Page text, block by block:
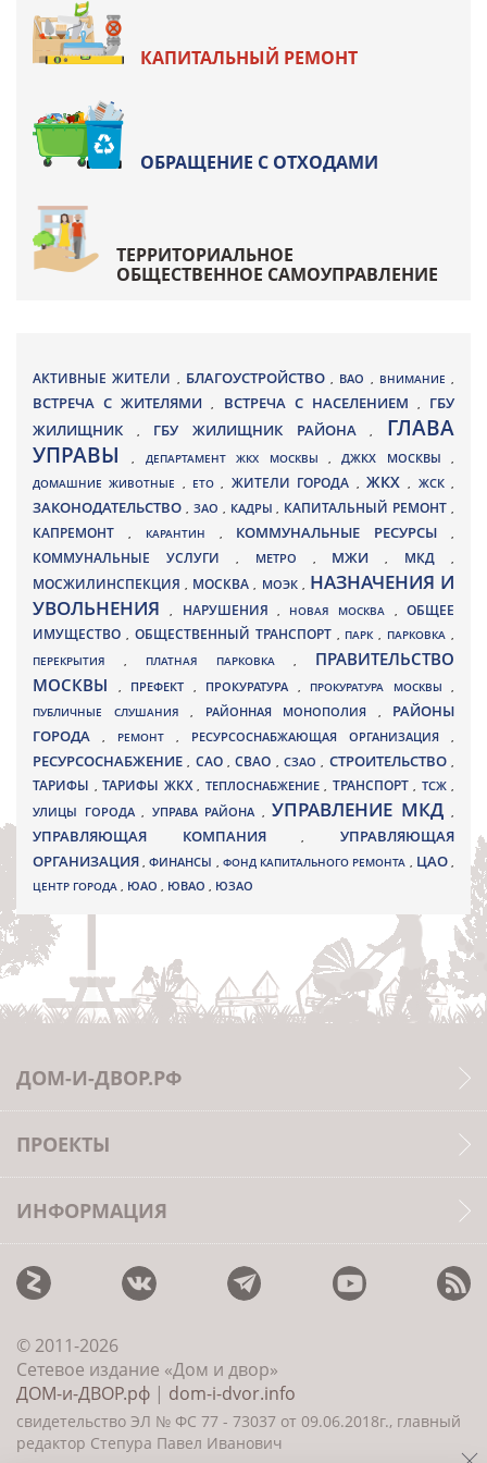
КАПИТАЛЬНЫЙ РЕМОНТ
ОБРАЩЕНИЕ С ОТХОДАМИ
ТЕРРИТОРИАЛЬНОЕ
ОБЩЕСТВЕННОЕ САМОУПРАВЛЕНИЕ
АКТИВНЫЕ ЖИТЕЛИ , БЛАГОУСТРОЙСТВО , ВАО , ВНИМАНИЕ ,
ВСТРЕЧА С ЖИТЕЛЯМИ, ВСТРЕЧА С НАСЕЛЕНИЕМ , ГБУ
ЖИЛИЩНИК
, ГБУ ЖИЛИЩНИК РАЙОНА, ГЛАВА
УПРАВЫ, ДЕПАРТАМЕНТ ЖКХ МОСКВЫ ,ДЖКХ МОСКВЫ ,
ДОМАШНИЕ ЖИВОТНЫЕ , ЕТО, ЖИТЕЛИ ГОРОДА , ЖКХ, ЖСК,
ЗАКОНОДАТЕЛЬСТВО , ЗАО , КАДРЫ, КАПИТАЛЬНЫЙ РЕМОНТ ,
КАПРЕМОНТ , КАРАНТИН , КОММУНАЛЬНЫЕ РЕСУРСЫ,
КОММУНАЛЬНЫЕ УСЛУГИ , МЕТРО , МЖИ, МКД ,
МОСЖИЛИНСПЕКЦИЯ, МОСКВА , МОЭК , НАЗНАЧЕНИЯ И
УВОЛЬНЕНИЯ, НАРУШЕНИЯ , НОВАЯ МОСКВА ,ОБЩЕЕ
ИМУЩЕСТВО , ОБЩЕСТВЕННЫЙ ТРАНСПОРТ , ПАРК, ПАРКОВКА ,
ПЕРЕКРЫТИЯ , ПЛАТНАЯ ПАРКОВКА , ПРАВИТЕЛЬСТВО
МОСКВЫ
, ПРЕФЕКТ , ПРОКУРАТУРА , ПРОКУРАТУРА МОСКВЫ ,
ПУБЛИЧНЫЕ СЛУШАНИЯ , РАЙОННАЯ МОНОПОЛИЯ , РАЙОНЫ
ГОРОДА
, РЕМОНТ , РЕСУРСОСНАБЖАЮЩАЯ ОРГАНИЗАЦИЯ ,
РЕСУРСОСНАБЖЕНИЕ, САО,СВАО ,СЗАО, СТРОИТЕЛЬСТВО,
ТАРИФЫ , ТАРИФЫ ЖКХ , ТЕПЛОСНАБЖЕНИЕ , ТРАНСПОРТ , ТСЖ ,
УЛИЦЫ ГОРОДА , УПРАВА РАЙОНА , УПРАВЛЕНИЕ МКД ,
УПРАВЛЯЮЩАЯ КОМПАНИЯ,УПРАВЛЯЮЩАЯ
ОРГАНИЗАЦИЯ,ФИНАНСЫ , ФОНД КАПИТАЛЬНОГО РЕМОНТА , ЦАО,
ЦЕНТР ГОРОДА , ЮАО , ЮВАО , ЮЗАО
ДОМ-И-ДВОР.РФ
ПРОЕКТЫ
ИНФОРМАЦИЯ
© 2011-2026
Сетевое издание «Дом и двор»
ДОМ-и-ДВОР.рф | dom-i-dvor.info
свидетельство ЭЛ № ФС 77 - 73037 от 09.06.2018г., главный
редактор Степура Павел Иванович